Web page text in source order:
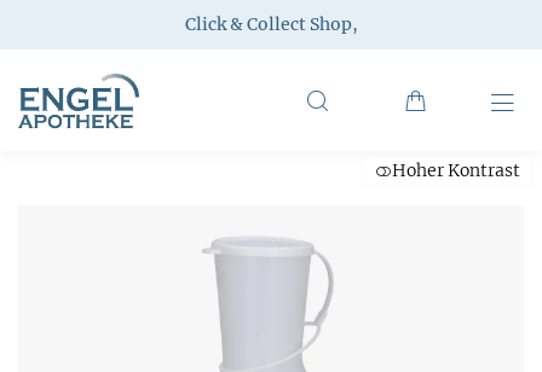
Click & Collect Shop,
Hoher Kontrast